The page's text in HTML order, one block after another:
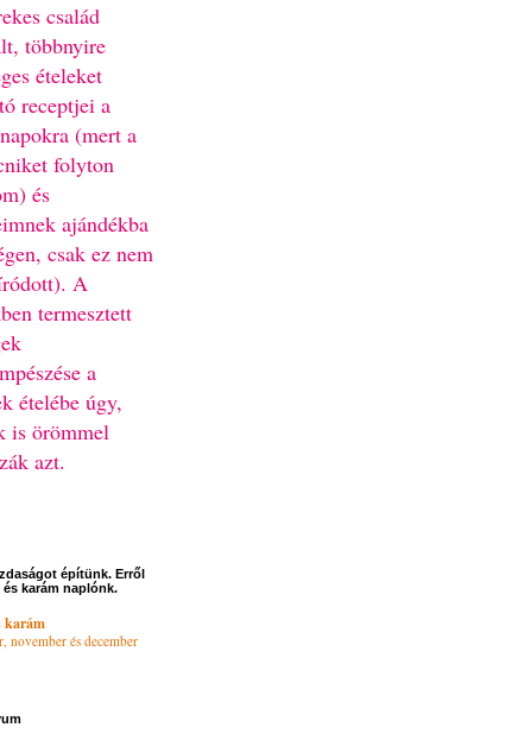
család
többnyire
ételeket
receptjei a
(mert a
folyton
és
ajándékba
csak ez nem
A
termesztett
a
ételébe úgy,
is örömmel
azt.
építünk. Erről
karám naplónk.
karám
november és december